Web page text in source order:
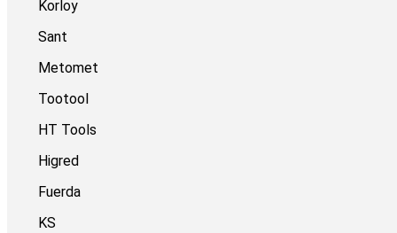
Korloy
Sant
Metomet
Tootool
HT Tools
Higred
Fuerda
KS